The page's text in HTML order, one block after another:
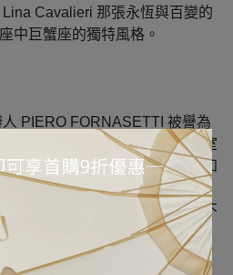
Cavalieri 那張永恆與百變的
中巨蟹座的獨特風格。
PIERO FORNASETTI 被譽為
計師之一，精通繪畫、雕塑與室
創作超過上萬件作品，其中最知
LINA CAVALIER 的百變詮釋，
為無數的經典設計，成為歷久不